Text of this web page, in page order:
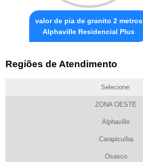
valor de pia de granito 2 metros
Alphaville Residencial Plus
Regiões de Atendimento
Selecione:
ZONA OESTE
Alphaville
Carapicuíba
Osasco